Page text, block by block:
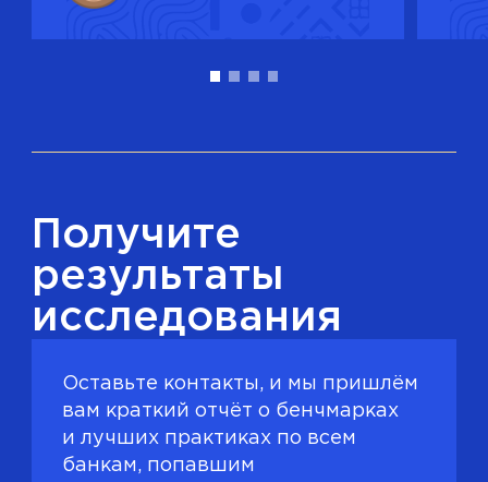
Получите
результаты
исследования
Оставьте контакты, и мы пришлём
вам краткий отчёт о бенчмарках
и лучших практиках по всем
банкам, попавшим